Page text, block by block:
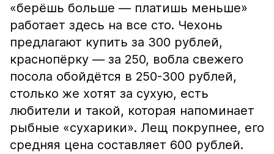
«берёшь больше — платишь меньше»
работает здесь на все сто. Чехонь
предлагают купить за 300 рублей,
краснопёрку — за 250, вобла свежего
посола обойдётся в 250-300 рублей,
столько же хотят за сухую, есть
любители и такой, которая напоминает
рыбные «сухарики». Лещ покрупнее, его
средняя цена составляет 600 рублей.